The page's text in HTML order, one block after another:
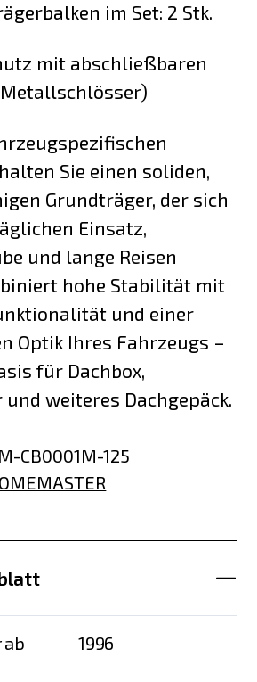
im Set: 2 Stk.
mit abschließbaren
Sie einen soliden,
Grundträger, der sich
Einsatz,
und lange Reisen
hohe Stabilität mit
und einer
Optik Ihres Fahrzeugs –
für Dachbox,
weiteres Dachgepäck.
CB0001M-125
ab 1996